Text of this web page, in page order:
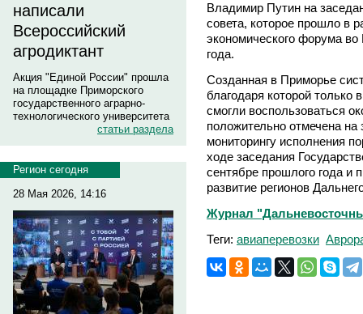
написали
Всероссийский
агродиктант
Акция "Единой России" прошла
на площадке Приморского
государственного аграрно-
технологического университета
статьи раздела
Регион сегодня
28 Мая 2026, 14:16
Владимир Путин на
совета, которое прошло в
экономического форума
года.
Созданная в Приморье
благодаря которой только
смогли воспользоваться
положительно отмечена на
мониторингу исполнения
ходе заседания
сентябре прошлого года и
развитие регионов
Журнал
Теги: авиаперевозки